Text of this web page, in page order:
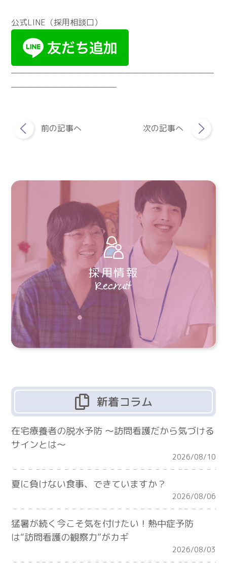
公式LINE（採用相談口）
―――――――――――――――――――――――――
―――――――――――――
前の記事へ 次の記事へ
採用情報
新着コラム
在宅療養者の脱水予防 ～訪問看護だから気づける
サインとは～
2026/08/10
夏に負けない食事、できていますか？
2026/08/06
猛暑が続く今こそ気を付けたい！熱中症予防
は“訪問看護の観察力”がカギ
2026/08/03